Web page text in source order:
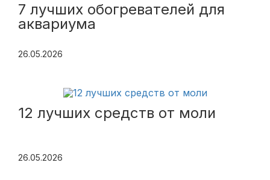
7 лучших обогревателей для
аквариума
26.05.2026
12 лучших средств от моли
26.05.2026